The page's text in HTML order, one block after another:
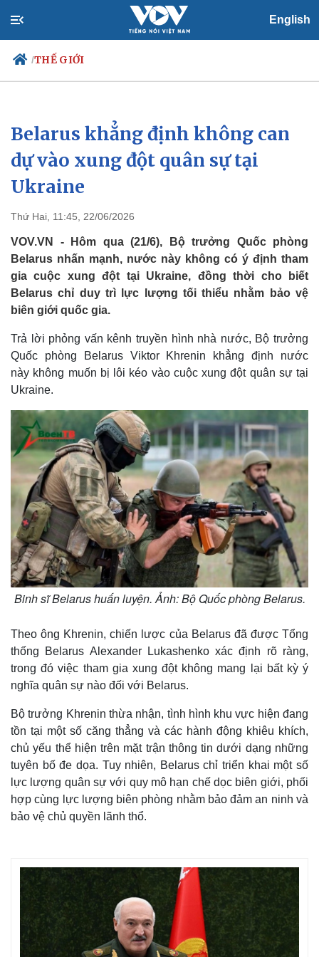
English
/THẾ GIỚI
Chính trị
Đảng
Tổ chức nhân sự
Quốc hội
Xã hội
Tin 24h
Dự báo thời tiết
Belarus khẳng định không can
dự vào xung đột quân sự tại
Ukraine
Thứ Hai, 11:45, 22/06/2026
VOV.VN - Hôm qua (21/6), Bộ trưởng Quốc phòng
Belarus nhấn mạnh, nước này không có ý định tham
gia cuộc xung đột tại Ukraine, đồng thời cho biết
Belarus chỉ duy trì lực lượng tối thiểu nhằm bảo vệ
biên giới quốc gia.
Trả lời phỏng vấn kênh truyền hình nhà nước, Bộ trưởng
Quốc phòng Belarus Viktor Khrenin khẳng định nước
này không muốn bị lôi kéo vào cuộc xung đột quân sự tại
Ukraine.
Binh sĩ Belarus huấn luyện. Ảnh: Bộ Quốc phòng Belarus.
Theo ông Khrenin, chiến lược của Belarus đã được Tổng
thống Belarus Alexander Lukashenko xác định rõ ràng,
trong đó việc tham gia xung đột không mang lại bất kỳ ý
nghĩa quân sự nào đối với Belarus.
Bộ trưởng Khrenin thừa nhận, tình hình khu vực hiện đang
tồn tại một số căng thẳng và các hành động khiêu khích,
chủ yếu thể hiện trên mặt trận thông tin dưới dạng những
tuyên bố đe dọa. Tuy nhiên, Belarus chỉ triển khai một số
lực lượng quân sự với quy mô hạn chế dọc biên giới, phối
hợp cùng lực lượng biên phòng nhằm bảo đảm an ninh và
bảo vệ chủ quyền lãnh thổ.